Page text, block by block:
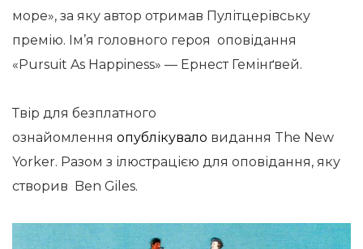
море», за яку автор отримав Пулітцерівську
премію. Ім’я головного героя оповідання
«Pursuit As Happiness» — Ернест Гемінґвей.
Твір для безплатного
ознайомлення опублікувало видання The New
Yorker. Разом з ілюстрацією для оповідання, яку
створив Ben Giles.